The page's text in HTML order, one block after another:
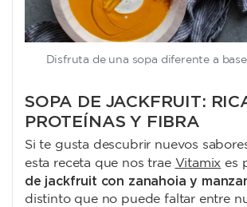
Disfruta de una sopa diferente a
SOPA DE JACKFRUIT:
PROTEÍNAS Y FIBRA
Si te gusta descubrir nuevos
esta receta que nos trae Vitamix es
de jackfruit con zanahoia y
distinto que no puede faltar entre